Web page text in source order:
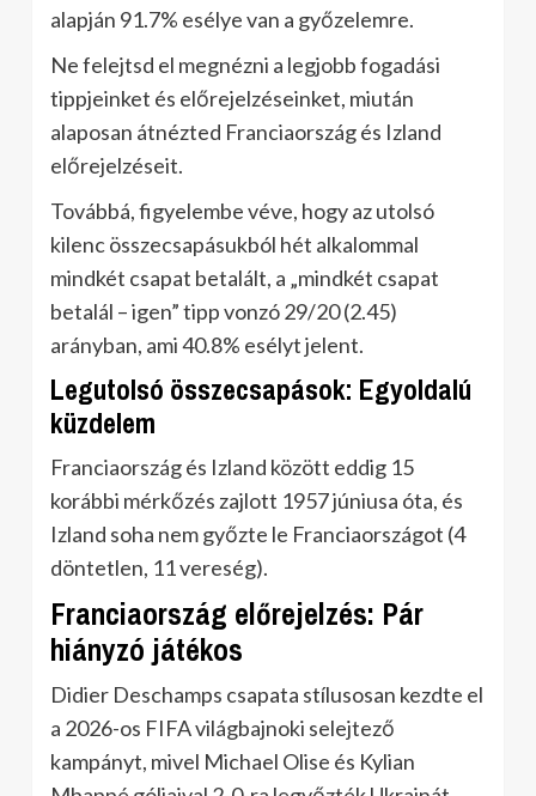
alapján 91.7% esélye van a győzelemre.
Ne felejtsd el megnézni a legjobb fogadási
tippjeinket és előrejelzéseinket, miután
alaposan átnézted Franciaország és Izland
előrejelzéseit.
Továbbá, figyelembe véve, hogy az utolsó
kilenc összecsapásukból hét alkalommal
mindkét csapat betalált, a „mindkét csapat
betalál – igen” tipp vonzó 29/20 (2.45)
arányban, ami 40.8% esélyt jelent.
Legutolsó összecsapások: Egyoldalú
küzdelem
Franciaország és Izland között eddig 15
korábbi mérkőzés zajlott 1957 júniusa óta, és
Izland soha nem győzte le Franciaországot (4
döntetlen, 11 vereség).
Franciaország előrejelzés: Pár
hiányzó játékos
Didier Deschamps csapata stílusosan kezdte el
a 2026-os FIFA világbajnoki selejtező
kampányt, mivel Michael Olise és Kylian